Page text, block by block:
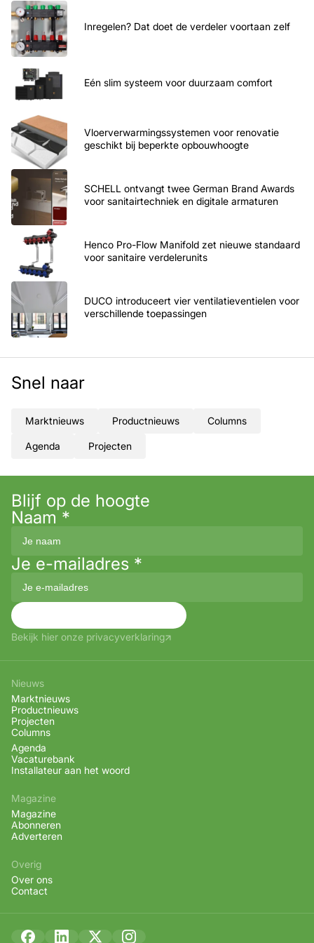
Inregelen? Dat doet de verdeler voortaan zelf
Eén slim systeem voor duurzaam comfort
Vloerverwarmingssystemen voor renovatie
geschikt bij beperkte opbouwhoogte
SCHELL ontvangt twee German Brand Awards
voor sanitairtechniek en digitale armaturen
Henco Pro-Flow Manifold zet nieuwe standaard
voor sanitaire verdelerunits
DUCO introduceert vier ventilatieventielen voor
verschillende toepassingen
Snel naar
Marktnieuws Productnieuws Columns
Agenda Projecten
Blijf op de hoogte
Naam *
Je e-mailadres *
Bekijk hier onze privacyverklaring
Nieuws
Marktnieuws
Productnieuws
Projecten
Columns
Agenda
Vacaturebank
Installateur aan het woord
Magazine
Magazine
Abonneren
Adverteren
Overig
Over ons
Contact